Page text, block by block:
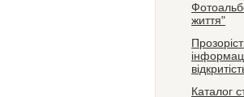
життя"
Каталог